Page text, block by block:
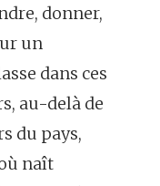
donner,
un
dans ces
au-delà de
du pays,
naît